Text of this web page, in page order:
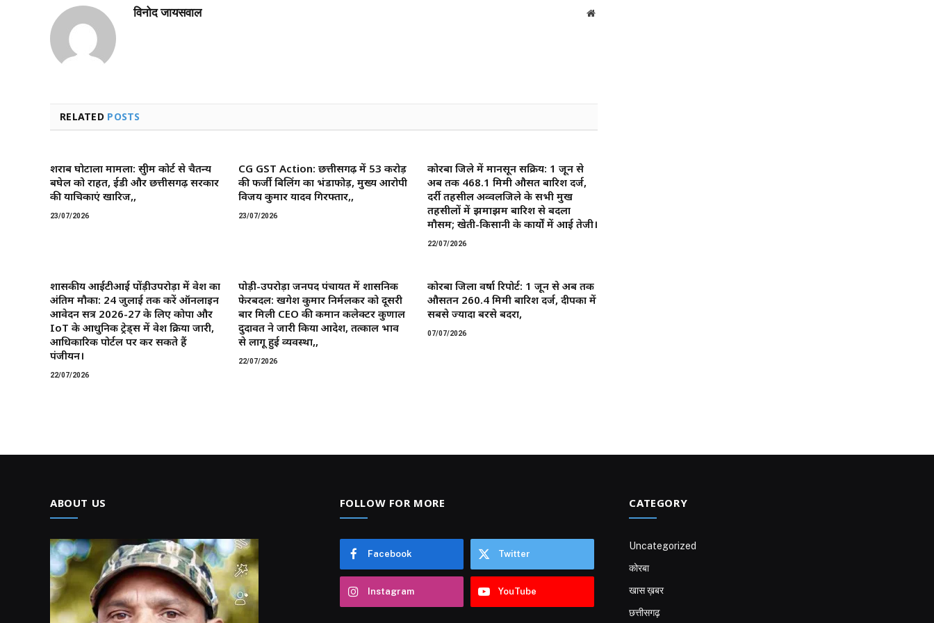
विनोद जायसवाल Website
RELATED POSTS
शराब घोटाला मामला: सुप्रीम कोर्ट से चैतन्य
बघेल को राहत, ईडी और छत्तीसगढ़ सरकार
की याचिकाएं खारिज,,
23/07/2026
CG GST Action: छत्तीसगढ़ में 53 करोड़
की फर्जी बिलिंग का भंडाफोड़, मुख्य आरोपी
विजय कुमार यादव गिरफ्तार,,
23/07/2026
कोरबा जिले में मानसून सक्रिय: 1 जून से
अब तक 468.1 मिमी औसत बारिश दर्ज,
दर्री तहसील अव्वलजिले के सभी प्रमुख
तहसीलों में झमाझम बारिश से बदला
मौसम; खेती-किसानी के कार्यों में आई तेजी।
22/07/2026
शासकीय आईटीआई पोंड़ीउपरोड़ा में प्रवेश का
अंतिम मौका: 24 जुलाई तक करें ऑनलाइन
आवेदन सत्र 2026-27 के लिए कोपा और
IoT के आधुनिक ट्रेड्स में प्रवेश प्रक्रिया जारी,
आधिकारिक पोर्टल पर कर सकते हैं
पंजीयन।
22/07/2026
पोड़ी-उपरोड़ा जनपद पंचायत में प्रशासनिक
फेरबदल: खगेश कुमार निर्मलकर को दूसरी
बार मिली CEO की कमान ​कलेक्टर कुणाल
दुदावत ने जारी किया आदेश, तत्काल प्रभाव
से लागू हुई व्यवस्था,,
22/07/2026
कोरबा जिला वर्षा रिपोर्ट: 1 जून से अब तक
औसतन 260.4 मिमी बारिश दर्ज, दीपका में
सबसे ज्यादा बरसे बदरा,
07/07/2026
ABOUT US FOLLOW FOR MORE
Facebook Twitter
Instagram YouTube
CATEGORY
Uncategorized
कोरबा
खास ख़बर
छत्तीसगढ़